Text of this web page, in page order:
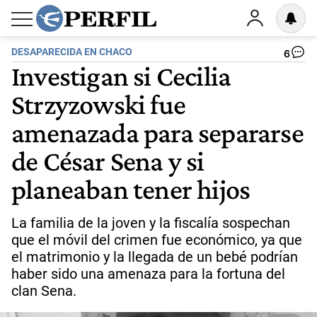
DESAPARECIDA EN CHACO 6
Investigan si Cecilia
Strzyzowski fue
amenazada para separarse
de César Sena y si
planeaban tener hijos
La familia de la joven y la fiscalía sospechan
que el móvil del crimen fue económico, ya que
el matrimonio y la llegada de un bebé podrían
haber sido una amenaza para la fortuna del
clan Sena.